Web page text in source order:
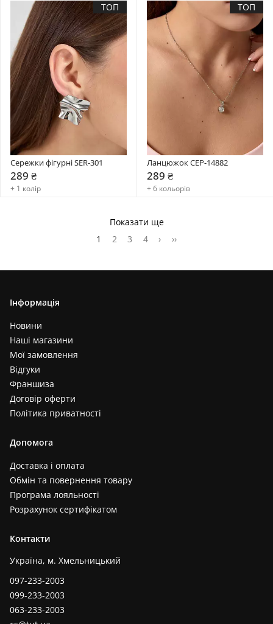
ТОП
Сережки фігурні SER-301
289 ₴
+ 1 колір
ТОП
Ланцюжок CEP-14882
289 ₴
+ 6 кольорів
Показати ще
1
2 3 4 › ››
Інформація
Новини
Наші магазини
Мої замовлення
Відгуки
Франшиза
Договір оферти
Політика приватності
Допомога
Доставка і оплата
Обмін та повернення товару
Програма лояльності
Розрахунок сертифікатом
Контакти
Україна, м. Хмельницький
097-233-2003
099-233-2003
063-233-2003